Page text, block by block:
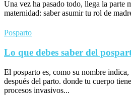
Una vez ha pasado todo, llega la parte
maternidad: saber asumir tu rol de
Posparto
Lo que debes saber del
El posparto es, como su nombre
después del parto. donde tu cuerpo
procesos invasivos...